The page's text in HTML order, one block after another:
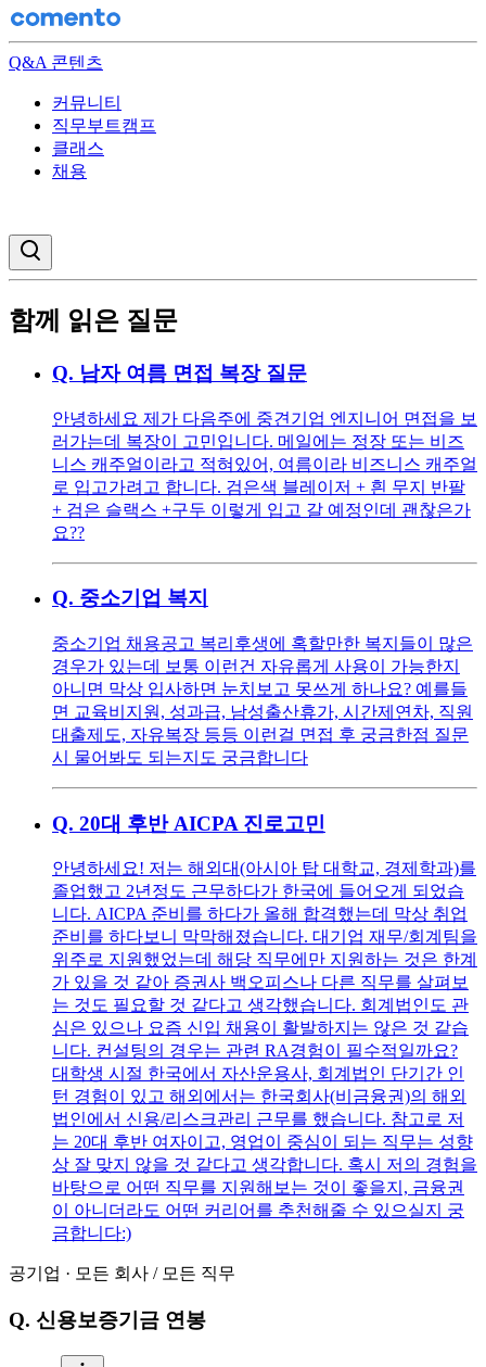
Q&A 콘텐츠
커뮤니티
직무부트캠프
클래스
채용
함께 읽은 질문
Q. 남자 여름 면접 복장 질문
안녕하세요 제가 다음주에 중견기업 엔지니어 면접을 보
러가는데 복장이 고민입니다. 메일에는 정장 또는 비즈
니스 캐주얼이라고 적혀있어, 여름이라 비즈니스 캐주얼
로 입고가려고 합니다. 검은색 블레이저 + 흰 무지 반팔
+ 검은 슬랙스 +구두 이렇게 입고 갈 예정인데 괜찮은가
요??
Q. 중소기업 복지
중소기업 채용공고 복리후생에 혹할만한 복지들이 많은
경우가 있는데 보통 이런건 자유롭게 사용이 가능한지
아니면 막상 입사하면 눈치보고 못쓰게 하나요? 예를들
면 교육비지원, 성과급, 남성출산휴가, 시간제연차, 직원
대출제도, 자유복장 등등 이런걸 면접 후 궁금한점 질문
시 물어봐도 되는지도 궁금합니다
Q. 20대 후반 AICPA 진로고민
안녕하세요! 저는 해외대(아시아 탑 대학교, 경제학과)를
졸업했고 2년정도 근무하다가 한국에 들어오게 되었습
니다. AICPA 준비를 하다가 올해 합격했는데 막상 취업
준비를 하다보니 막막해졌습니다. 대기업 재무/회계팀을
위주로 지원했었는데 해당 직무에만 지원하는 것은 한계
가 있을 것 같아 증권사 백오피스나 다른 직무를 살펴보
는 것도 필요할 것 같다고 생각했습니다. 회계법인도 관
심은 있으나 요즘 신입 채용이 활발하지는 않은 것 같습
니다. 컨설팅의 경우는 관련 RA경험이 필수적일까요?
대학생 시절 한국에서 자산운용사, 회계법인 단기간 인
턴 경험이 있고 해외에서는 한국회사(비금융권)의 해외
법인에서 신용/리스크관리 근무를 했습니다. 참고로 저
는 20대 후반 여자이고, 영업이 중심이 되는 직무는 성향
상 잘 맞지 않을 것 같다고 생각합니다. 혹시 저의 경험을
바탕으로 어떤 직무를 지원해보는 것이 좋을지, 금융권
이 아니더라도 어떤 커리어를 추천해줄 수 있으실지 궁
금합니다:)
공기업 · 모든 회사 / 모든 직무
Q. 신용보증기금 연봉